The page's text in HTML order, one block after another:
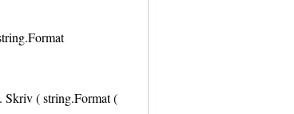
Skriv ( string.Format (